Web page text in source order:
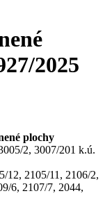
2025
plochy
2, 3007/201 k.ú.
12, 2105/11, 2106/2,
6, 2107/7, 2044,